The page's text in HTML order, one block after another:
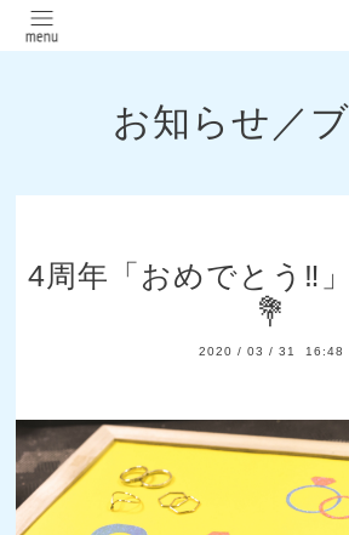
お知らせ／
4周年「おめでとう‼
💐
2020 / 03 / 31 16:48